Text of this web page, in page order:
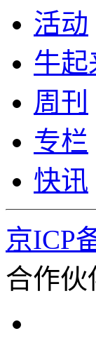
活动
牛起
周刊
专栏
快讯
京ICP
合作伙